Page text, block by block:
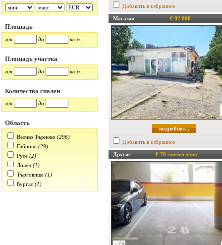
Площадь
от до кв.м.
Площадь участка
от до кв.м.
Количество спален
от до
Область
Велико Търново (296)
Габрово (29)
Русе (2)
Ловеч (1)
Търговище (1)
Бургас (1)
Добавить в избранное
Магазин € 82 000
подробнее...
Добавить в избранное
Другие € 70 ежемесячно